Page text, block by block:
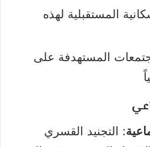
المستقبلية لهذه
المستهدفة على
: التجنيد القسري